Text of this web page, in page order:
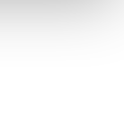
von einer